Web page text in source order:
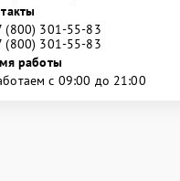
(800) 301-55-83
(800) 301-55-83
работы
с 09:00 до 21:00